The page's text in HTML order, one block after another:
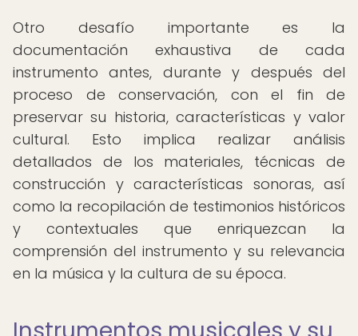
Otro desafío importante es la
documentación exhaustiva de cada
instrumento antes, durante y después del
proceso de conservación, con el fin de
preservar su historia, características y valor
cultural. Esto implica realizar análisis
detallados de los materiales, técnicas de
construcción y características sonoras, así
como la recopilación de testimonios históricos
y contextuales que enriquezcan la
comprensión del instrumento y su relevancia
en la música y la cultura de su época.